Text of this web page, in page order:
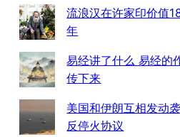
流浪汉在许家印价值
年
易经讲了什么 易经的
传下来
美国和伊朗互相发动
反停火协议